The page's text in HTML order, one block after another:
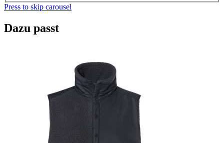
Press to skip carousel
Dazu passt